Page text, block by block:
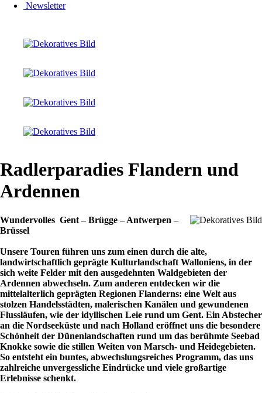
Newsletter
Radlerparadies Flandern und
Ardennen
Wundervolles Gent – Brügge – Antwerpen –
Brüssel
Unsere Touren führen uns zum einen durch die alte,
landwirtschaftlich geprägte Kulturlandschaft Walloniens, in der
sich weite Felder mit den ausgedehnten Waldgebieten der
Ardennen abwechseln. Zum anderen entdecken wir die
mittelalterlich geprägten Regionen Flanderns: eine Welt aus
stolzen Handelsstädten, malerischen Kanälen und gewundenen
Flussläufen, wie der idyllischen Leie rund um Gent. Ein Abstecher
an die Nordseeküste und nach Holland eröffnet uns die besondere
Schönheit der Dünenlandschaften rund um das berühmte Seebad
Knokke sowie die stillen Weiten von Marsch- und Heidegebieten.
So entsteht ein buntes, abwechslungsreiches Programm, das uns
zahlreiche unvergessliche Eindrücke und viele großartige
Erlebnisse schenkt.